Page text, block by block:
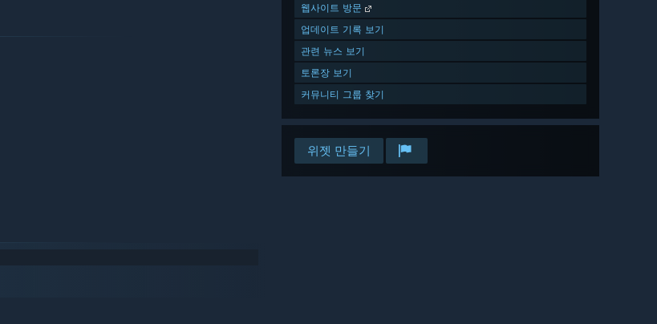
웹사이트 방문
업데이트 기록 보기
관련 뉴스 보기
토론장 보기
커뮤니티 그룹 찾기
위젯 만들기